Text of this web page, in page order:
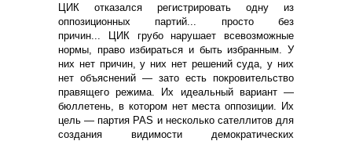
ЦИК отказался регистрировать одну из
оппозиционных партий... просто без
причин... ЦИК грубо нарушает всевозможные
нормы, право избираться и быть избранным. У
них нет причин, у них нет решений суда, у них
нет объяснений — зато есть покровительство
правящего режима. Их идеальный вариант —
бюллетень, в котором нет места оппозиции. Их
цель — партия PAS и несколько сателлитов для
создания видимости демократических